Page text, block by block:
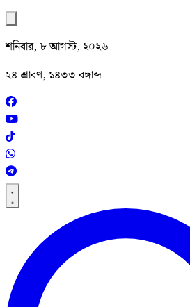
শনিবার, ৮ আগস্ট, ২০২৬
২৪ শ্রাবণ, ১৪৩৩ বঙ্গাব্দ